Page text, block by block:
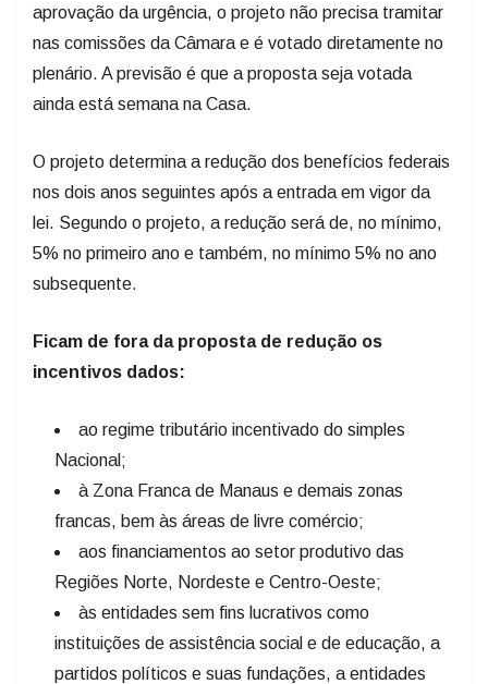
aprovação da urgência, o projeto não precisa tramitar
nas comissões da Câmara e é votado diretamente no
plenário. A previsão é que a proposta seja votada
ainda está semana na Casa.
O projeto determina a redução dos benefícios federais
nos dois anos seguintes após a entrada em vigor da
lei. Segundo o projeto, a redução será de, no mínimo,
5% no primeiro ano e também, no mínimo 5% no ano
subsequente.
Ficam de fora da proposta de redução os
incentivos dados:
ao regime tributário incentivado do simples
Nacional;
à Zona Franca de Manaus e demais zonas
francas, bem às áreas de livre comércio;
aos financiamentos ao setor produtivo das
Regiões Norte, Nordeste e Centro-Oeste;
às entidades sem fins lucrativos como
instituições de assistência social e de educação, a
partidos políticos e suas fundações, a entidades